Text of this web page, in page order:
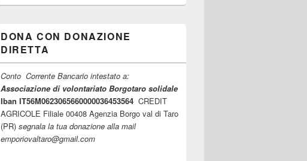
DONA CON DONAZIONE
DIRETTA
Conto Corrente Bancario intestato a:
Associazione di volontariato Borgotaro solidale
Iban IT56M0623065660000036453564 CREDIT
AGRICOLE Filiale 00408 Agenzia Borgo val di Taro
(PR) segnala la tua donazione alla mail
emporiovaltaro@gmail.com